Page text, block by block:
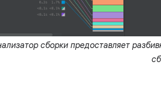
сборки предоставляет